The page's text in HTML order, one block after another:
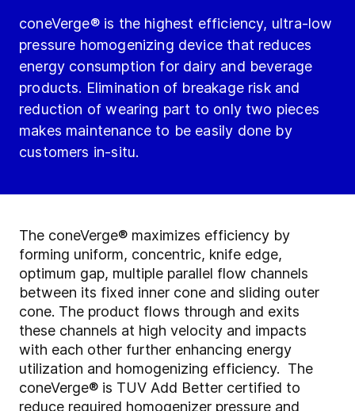
coneVerge® is the highest efficiency, ultra-low
pressure homogenizing device that reduces
energy consumption for dairy and beverage
products. Elimination of breakage risk and
reduction of wearing part to only two pieces
makes maintenance to be easily done by
customers in-situ.
The coneVerge® maximizes efficiency by
forming uniform, concentric, knife edge,
optimum gap, multiple parallel flow channels
between its fixed inner cone and sliding outer
cone. The product flows through and exits
these channels at high velocity and impacts
with each other further enhancing energy
utilization and homogenizing efficiency. The
coneVerge® is TUV Add Better certified to
reduce required homogenizer pressure and